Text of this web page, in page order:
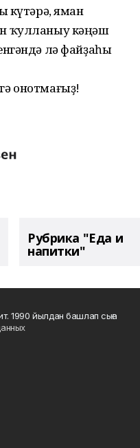
күтәрә, яман
ҡулланыу кәңәш
лә файҙаһы
онотмағыҙ!
Рубрика "Еда и
напитки"
1990 йылдан башлап сыға